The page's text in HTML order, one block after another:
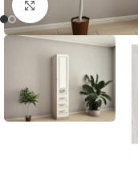
Нажмите,